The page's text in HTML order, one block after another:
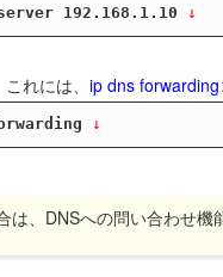
192.168.1.10 ↓
れには、 ip dns forwarding
↓
は、DNSへの問い合わせ機